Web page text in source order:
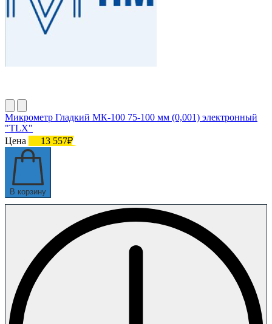
Микрометр Гладкий МК-100 75-100 мм (0,001) электронный
"TLX"
Цена
13 557₽
В корзину